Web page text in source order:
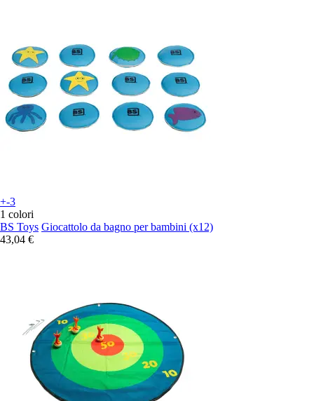
+-3
1 colori
BS Toys Giocattolo da bagno per bambini (x12)
43,04 €